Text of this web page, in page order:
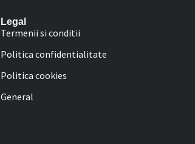
Legal
Termenii si conditii
Politica confidentialitate
Politica cookies
General